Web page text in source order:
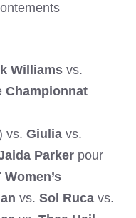
Williams vs.
Championnat
vs. Giulia vs.
Parker pour
vs. Sol Ruca vs.